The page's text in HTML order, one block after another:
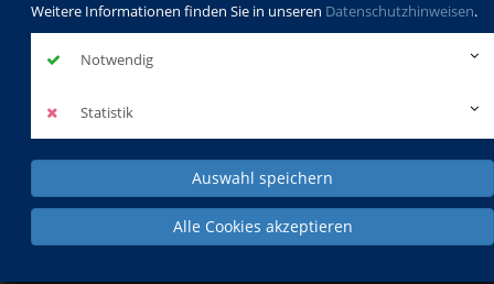
Weitere Informationen finden Sie in unseren Datenschutzhinweisen.
Notwendig
Statistik
Auswahl speichern
Alle Cookies akzeptieren